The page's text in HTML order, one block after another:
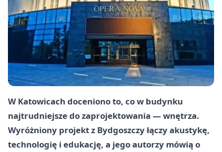
W Katowicach doceniono to, co w budynku
najtrudniejsze do zaprojektowania — wnętrza.
Wyróżniony projekt z Bydgoszczy łączy akustykę,
technologię i edukację, a jego autorzy mówią o